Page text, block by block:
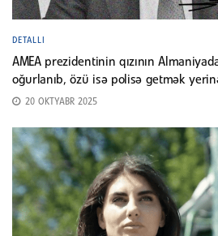
DETALLI
AMEA prezidentinin qızının
oğurlanıb, özü isə polisə getmək
20 OKTYABR 2025